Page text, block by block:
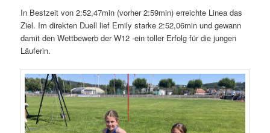
In Bestzeit von 2:52,47min (vorher 2:59min) erreichte Linea das
Ziel. Im direkten Duell lief Emily starke 2:52,06min und gewann
damit den Wettbewerb der W12 -ein toller Erfolg für die jungen
Läuferin.